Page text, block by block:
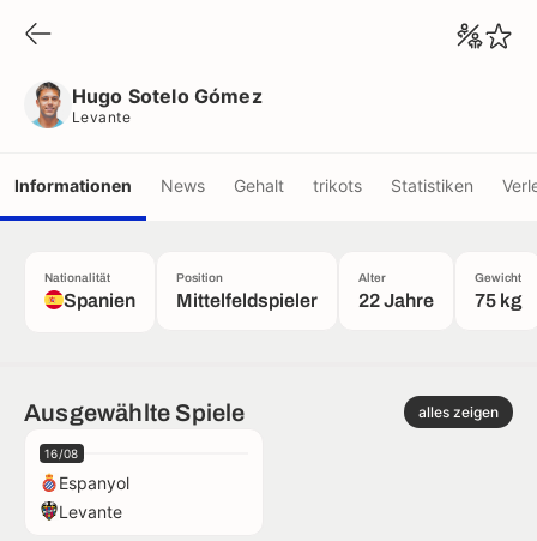
Hugo Sotelo Gómez
Levante
Informationen News Gehalt trikots Statistiken
Nationalität
Spanien
Position
Mittelfeldspieler
Alter
22 Jahre
Gewicht
75 kg
Ausgewählte Spiele alles zeigen
16/08
Espanyol
Levante